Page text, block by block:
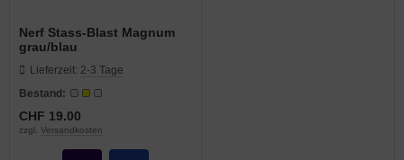
Nerf Stass-Blast Magnum
grau/blau
Lieferzeit: 2-3 Tage
Bestand:
CHF 19.00
zzgl. Versandkosten